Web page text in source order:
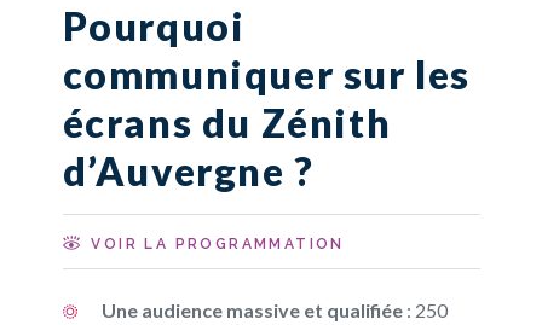
Pourquoi
communiquer sur les
écrans du Zénith
d’Auvergne ?
VOIR LA PROGRAMMATION
Une audience massive et qualifiée: 250